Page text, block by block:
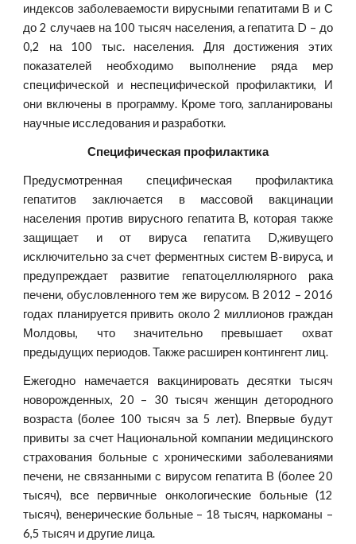
индексов заболеваемости вирусными гепатитами В и С
до 2 случаев на 100 тысяч населения, а гепатита D – до
0,2 на 100 тыс. населения. Для достижения этих
показателей необходимо выполнение ряда мер
специфической и неспецифической профилактики, И
они включены в программу. Кроме того, запланированы
научные исследования и разработки.
Специфическая профилактика
Предусмотренная специфическая профилактика
гепатитов заключается в массовой вакцинации
населения против вирусного гепатита В, которая также
защищает и от вируса гепатита D,живущего
исключительно за счет ферментных систем В-вируса, и
предупреждает развитие гепатоцеллюлярного рака
печени, обусловленного тем же вирусом. В 2012 – 2016
годах планируется привить около 2 миллионов граждан
Молдовы, что значительно превышает охват
предыдущих периодов. Также расширен контингент лиц.
Ежегодно намечается вакцинировать десятки тысяч
новорожденных, 20 – 30 тысяч женщин детородного
возраста (более 100 тысяч за 5 лет). Впервые будут
привиты за счет Национальной компании медицинского
страхования больные с хроническими заболеваниями
печени, не связанными с вирусом гепатита В (более 20
тысяч), все первичные онкологические больные (12
тысяч), венерические больные – 18 тысяч, наркоманы –
6,5 тысяч и другие лица.